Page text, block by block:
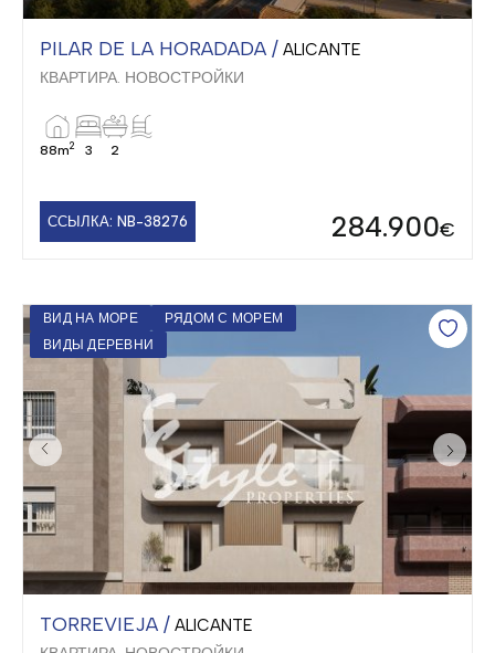
PILAR DE LA HORADADA / ALICANTE
КВАРТИРА. НОВОСТРОЙКИ
88m2 3 2
ССЫЛКА: NB-38276 284.900€
ВИД НА МОРЕ
РЯДОМ С МОРЕМ
ВИДЫ ДЕРЕВНИ
TORREVIEJA / ALICANTE